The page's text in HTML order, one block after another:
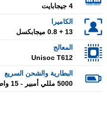
4 جيجابايت
الكاميرا
13 + 0.8 ميجابكسل
المعالج
Unisoc T612
البطارية والشحن السريع
5000 مللي أمبير - 15 واط